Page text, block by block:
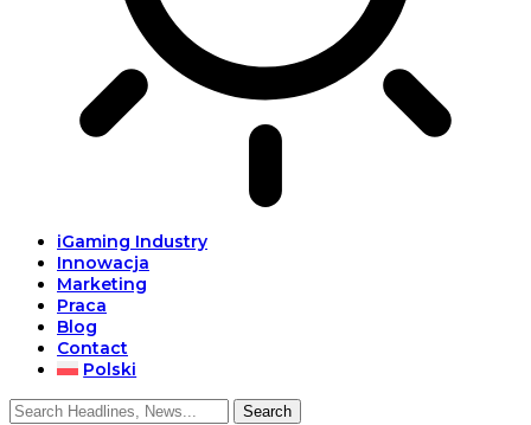
iGaming Industry
Innowacja
Marketing
Praca
Blog
Contact
Polski